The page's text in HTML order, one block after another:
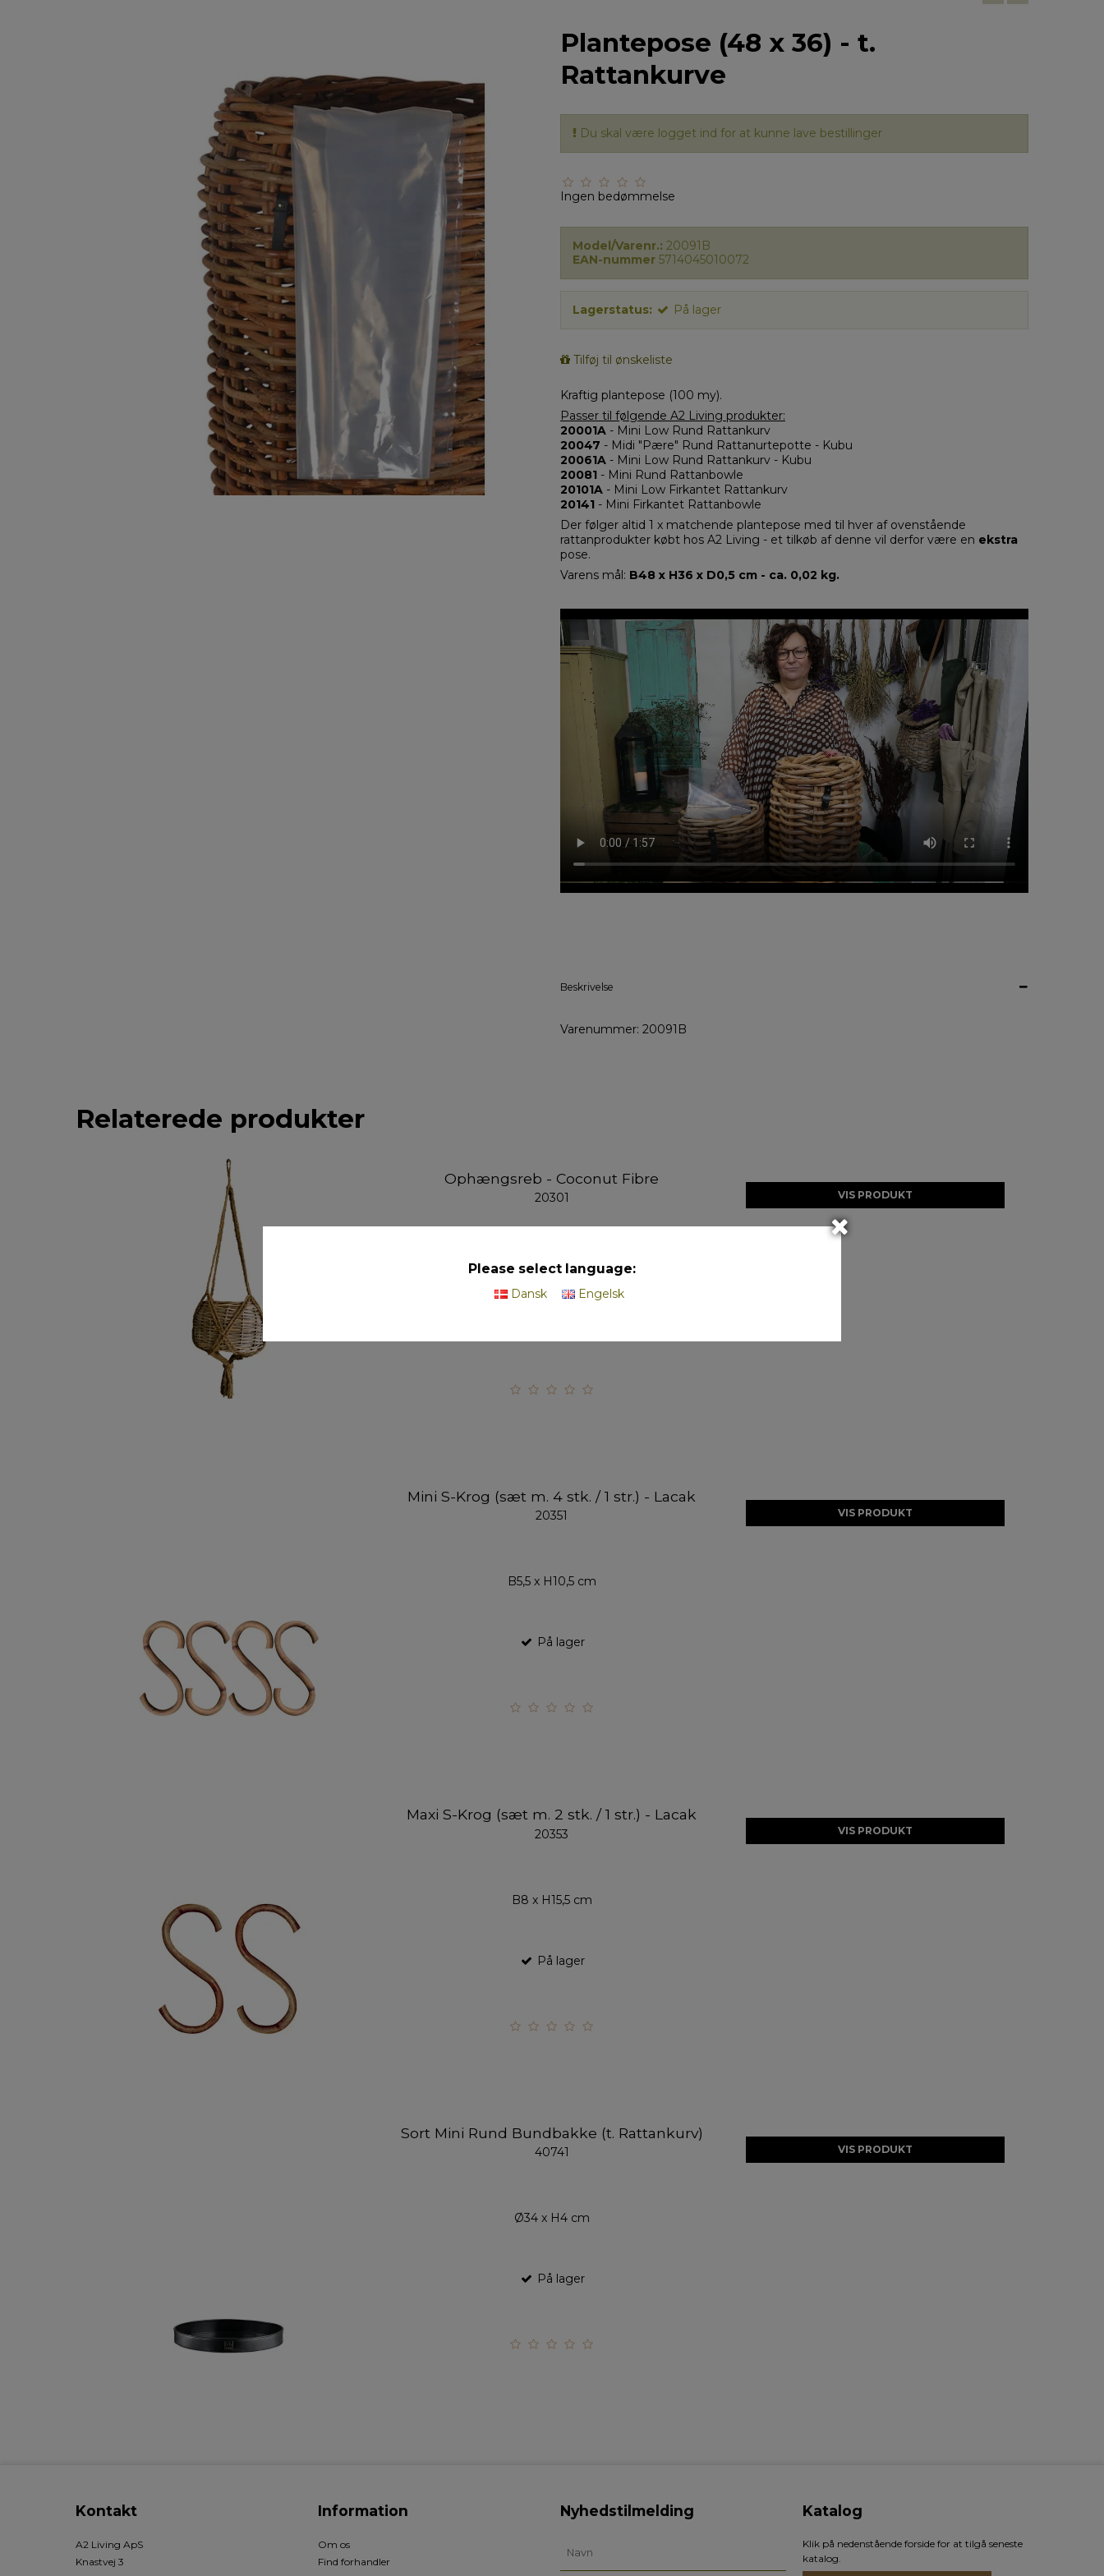
Plantepose (48 x 36) - t.
Rattankurve
Du skal være logget ind for at kunne lave bestillinger
Ingen bedømmelse
Model/Varenr.: 20091B
EAN-nummer 5714045010072
Lagerstatus: På lager
Tilføj til ønskeliste
Kraftig plantepose (100 my).
Passer til følgende A2 Living produkter:
20001A - Mini Low Rund Rattankurv
20047 - Midi "Pære" Rund Rattanurtepotte - Kubu
20061A - Mini Low Rund Rattankurv - Kubu
20081 - Mini Rund Rattanbowle
20101A - Mini Low Firkantet Rattankurv
20141 - Mini Firkantet Rattanbowle
Der følger altid 1 x matchende plantepose med til hver af ovenstående
rattanprodukter købt hos A2 Living - et tilkøb af denne vil derfor være en ekstra
pose.
Varens mål: B48 x H36 x D0,5 cm - ca. 0,02 kg.
Beskrivelse
Varenummer: 20091B
Relaterede produkter
Ophængsreb - Coconut Fibre
20301
L60 cm
VIS PRODUKT
Mini S-Krog (sæt m. 4 stk. / 1 str.) - Lacak
20351
B5,5 x H10,5 cm
På lager
VIS PRODUKT
Maxi S-Krog (sæt m. 2 stk. / 1 str.) - Lacak
20353
B8 x H15,5 cm
På lager
VIS PRODUKT
Sort Mini Rund Bundbakke (t. Rattankurv)
40741
Ø34 x H4 cm
På lager
VIS PRODUKT
Kontakt
A2 Living ApS
Knastvej 3
Information
Om os
Find forhandler
Nyhedstilmelding Katalog
Klik på nedenstående forside for at tilgå seneste
katalog.
Please select language:
Dansk Engelsk